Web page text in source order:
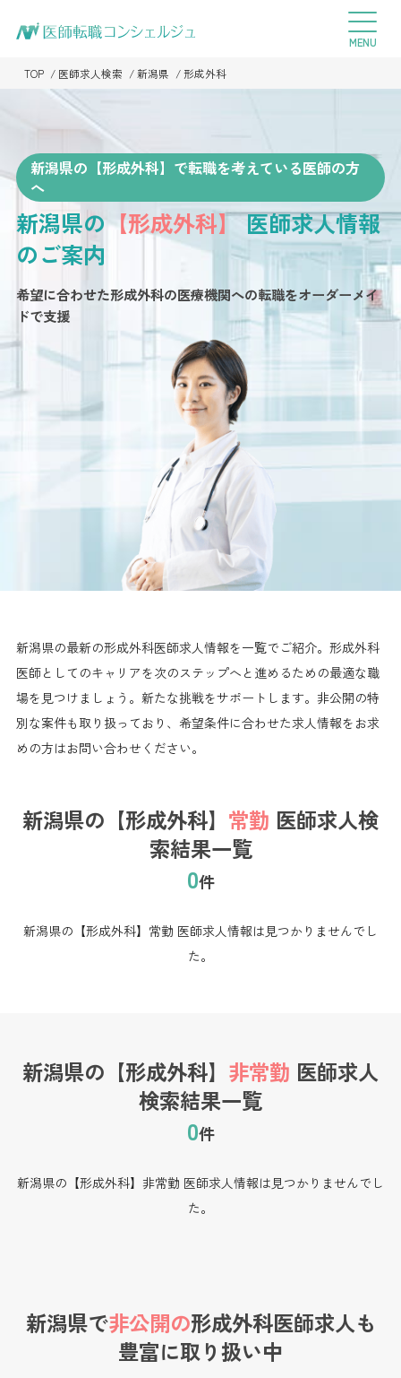
TOP 医師求人検索 新潟県 形成外科
新潟県の【形成外科】で転職を考えている医師の方
へ
新潟県の【形成外科】医師求人情報
のご案内
希望に合わせた形成外科の医療機関への転職をオーダーメイ
ドで支援
新潟県の最新の形成外科医師求人情報を一覧でご紹介。形成外科
医師としてのキャリアを次のステップへと進めるための最適な職
場を見つけましょう。新たな挑戦をサポートします。非公開の特
別な案件も取り扱っており、希望条件に合わせた求人情報をお求
めの方はお問い合わせください。
新潟県の【形成外科】 常勤 医師求人検
索結果一覧
0件
新潟県の【形成外科】常勤 医師求人情報は見つかりませんでし
た。
新潟県の【形成外科】 非常勤 医師求人
検索結果一覧
0件
新潟県の【形成外科】非常勤 医師求人情報は見つかりませんでし
た。
新潟県で非公開の形成外科医師求人も
豊富に取り扱い中